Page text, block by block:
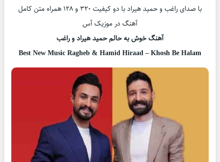
با صدای راغب و حمید هیراد با دو کیفیت ۳۲۰ و ۱۲۸ همراه متن کامل
آهنگ در موزیک آس
آهنگ خوش به حالم حمید هیراد و راغب
Best New Music Ragheb & Hamid Hiraad – Khosh Be Halam